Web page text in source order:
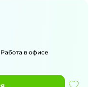
Работа в офисе